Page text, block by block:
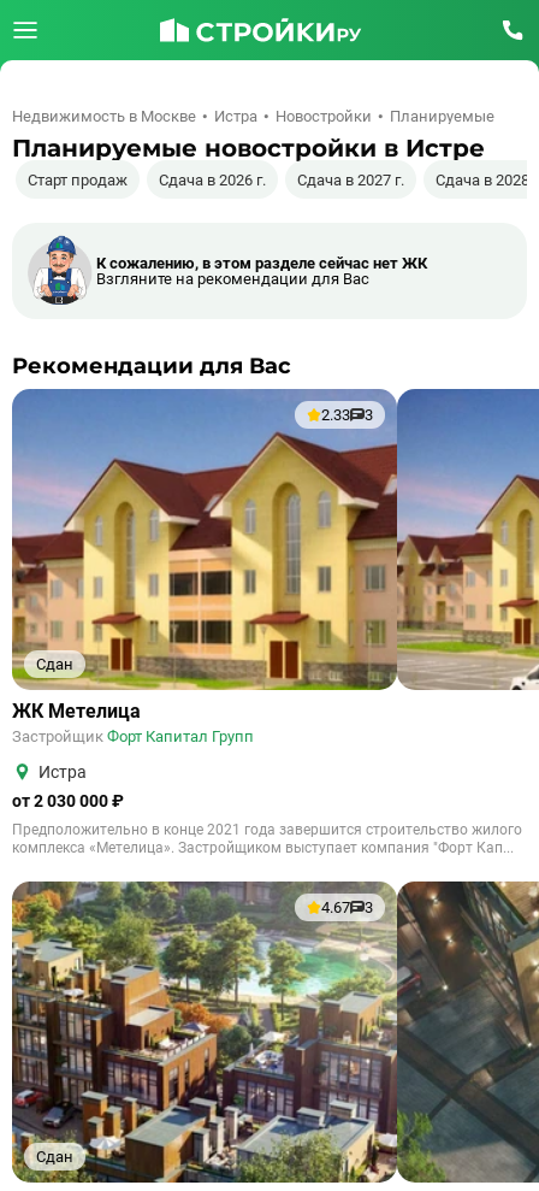
Недвижимость в Москве Истра Новостройки Планируемые
Планируемые новостройки в Истре
Старт продаж Сдача в 2026 г. Сдача в 2027 г. Сдача в 2028
К сожалению, в этом разделе сейчас нет ЖК
Взгляните на рекомендации для Вас
Рекомендации для Вас
Сдан
2.33 3
ЖК Метелица
Застройщик Форт Капитал Групп
Истра
от 2 030 000 ₽
Предположительно в конце 2021 года завершится строительство жилого
комплекса «Метелица». Застройщиком выступает компания "Форт Кап...
Сдан
4.67 3